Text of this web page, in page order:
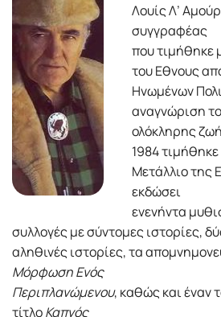
Λουίς Λ’
συγγραφέας
που τιμήθηκε
του Εθνους
Ηνωμένων
αναγνώριση
ολόκληρης
1984
Μετάλλιο της
εκδώσει
ενενήντα
συλλογές με σύντομες ιστορίες,
αληθινές ιστορίες, τα
Μόρφωση Ενός
Περιπλανώμενου, καθώς και έναν
τίτλοΚαπνός